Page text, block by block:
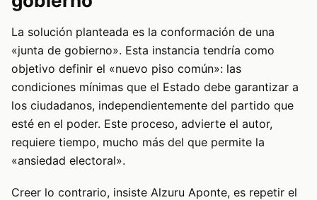
La solución planteada es la conformación de una
«junta de gobierno». Esta instancia tendría como
objetivo definir el «nuevo piso común»: las
condiciones mínimas que el Estado debe garantizar a
los ciudadanos, independientemente del partido que
esté en el poder. Este proceso, advierte el autor,
requiere tiempo, mucho más del que permite la
«ansiedad electoral».
Creer lo contrario, insiste Alzuru Aponte, es repetir el